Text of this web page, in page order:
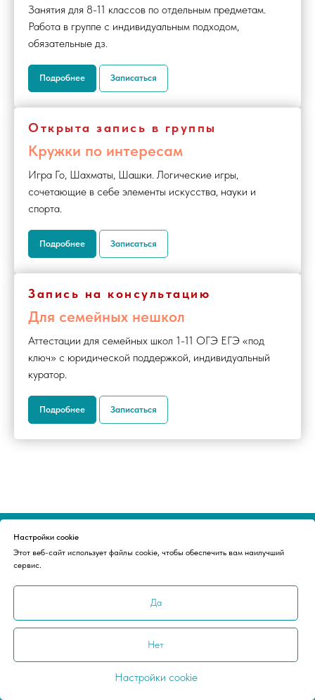
Занятия для 8-11 классов по отдельным предметам.
Работа в группе с индивидуальным подходом,
обязательные дз.
Подробнее Записаться
Открыта запись в группы
Кружки по интересам
Игра Го, Шахматы, Шашки. Логические игры,
сочетающие в себе элементы искусства, науки и
спорта.
Подробнее Записаться
Запись на консультацию
Для семейных нешкол
Аттестации для семейных школ 1-11 ОГЭ ЕГЭ «под
ключ» с юридической поддержкой, индивидуальный
куратор.
Подробнее Записаться
полезными материалами, общения и
анонса интересных курсов:
Настройки cookie
Этот веб-сайт использует файлы cookie, чтобы обеспечить вам наилучший
сервис.
Да
Нет
Настройки cookie